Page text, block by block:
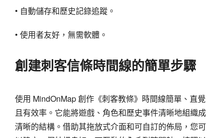
• 自動儲存和歷史記錄追蹤。
• 使用者友好，無需軟體。
創建刺客信條時間線的簡單步驟
使用 MindOnMap 創作《刺客教條》時間線簡單、直覺
且有效率。它能將遊戲、角色和歷史事件清晰地組織成
清晰的結構。借助其拖放式介面和可自訂的佈局，您可